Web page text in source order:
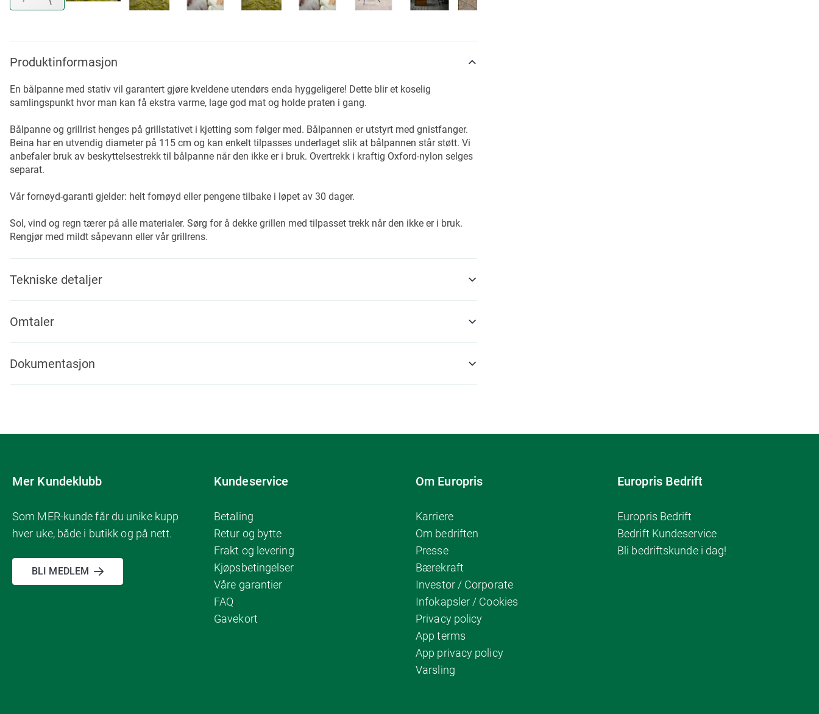
the
beginning
the
images
Produktinformasjon
En bålpanne med stativ vil garantert gjøre kveldene utendørs enda hyggeligere! Dette blir et koselig
samlingspunkt hvor man kan få ekstra varme, lage god mat og holde praten i gang.
Bålpanne og grillrist henges på grillstativet i kjetting som følger med. Bålpannen er utstyrt med gnistfanger.
Beina har en utvendig diameter på 115 cm og kan enkelt tilpasses underlaget slik at bålpannen står støtt. Vi
anbefaler bruk av beskyttelsestrekk til bålpanne når den ikke er i bruk. Overtrekk i kraftig Oxford-nylon selges
separat.
Vår fornøyd-garanti gjelder: helt fornøyd eller pengene tilbake i løpet av 30 dager.
Sol, vind og regn tærer på alle materialer. Sørg for å dekke grillen med tilpasset trekk når den ikke er i bruk.
Rengjør med mildt såpevann eller vår grillrens.
Tekniske detaljer
Omtaler
Dokumentasjon
Mer Kundeklubb
Som MER-kunde får du unike kupp
hver uke, både i butikk og på nett.
BLI MEDLEM
Kundeservice
Betaling
Retur og bytte
Frakt og levering
Kjøpsbetingelser
Våre garantier
FAQ
Gavekort
Om Europris
Karriere
Om bedriften
Presse
Bærekraft
Investor / Corporate
Infokapsler / Cookies
Privacy policy
App terms
App privacy policy
Varsling
Europris Bedrift
Europris Bedrift
Bedrift Kundeservice
Bli bedriftskunde i dag!